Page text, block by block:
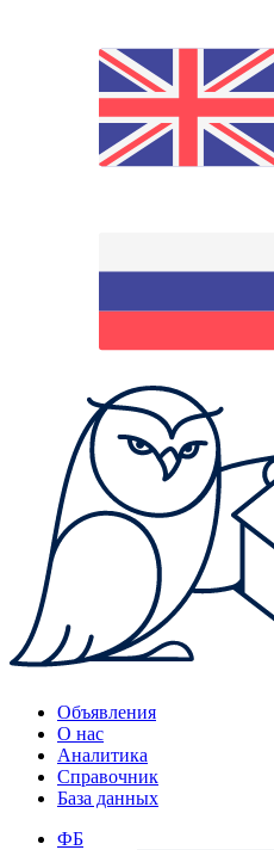
Объявления
О нас
Аналитика
Справочник
База данных
ФБ